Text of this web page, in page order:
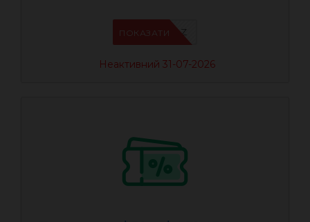
IFPDFYOZ
ПОКАЗАТИ
Неактивний 31-07-2026